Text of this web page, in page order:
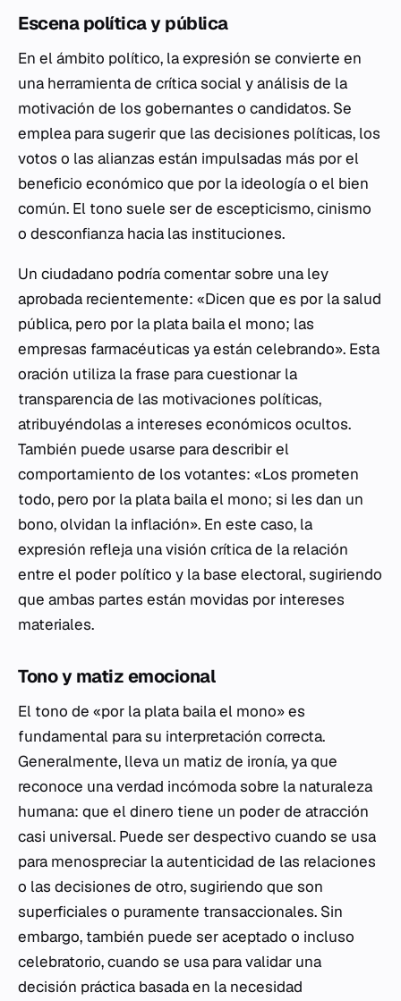
Escena política y pública
En el ámbito político, la expresión se convierte en
una herramienta de crítica social y análisis de la
motivación de los gobernantes o candidatos. Se
emplea para sugerir que las decisiones políticas, los
votos o las alianzas están impulsadas más por el
beneficio económico que por la ideología o el bien
común. El tono suele ser de escepticismo, cinismo
o desconfianza hacia las instituciones.
Un ciudadano podría comentar sobre una ley
aprobada recientemente: «Dicen que es por la salud
pública, pero por la plata baila el mono; las
empresas farmacéuticas ya están celebrando». Esta
oración utiliza la frase para cuestionar la
transparencia de las motivaciones políticas,
atribuyéndolas a intereses económicos ocultos.
También puede usarse para describir el
comportamiento de los votantes: «Los prometen
todo, pero por la plata baila el mono; si les dan un
bono, olvidan la inflación». En este caso, la
expresión refleja una visión crítica de la relación
entre el poder político y la base electoral, sugiriendo
que ambas partes están movidas por intereses
materiales.
Tono y matiz emocional
El tono de «por la plata baila el mono» es
fundamental para su interpretación correcta.
Generalmente, lleva un matiz de ironía, ya que
reconoce una verdad incómoda sobre la naturaleza
humana: que el dinero tiene un poder de atracción
casi universal. Puede ser despectivo cuando se usa
para menospreciar la autenticidad de las relaciones
o las decisiones de otro, sugiriendo que son
superficiales o puramente transaccionales. Sin
embargo, también puede ser aceptado o incluso
celebratorio, cuando se usa para validar una
decisión práctica basada en la necesidad